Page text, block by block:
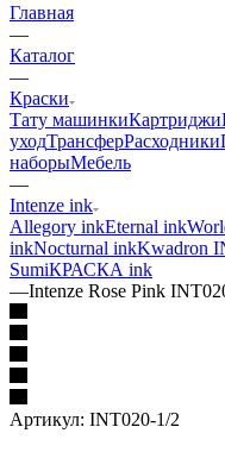
Главная
—
Каталог
—
Краски
Тату машинкиКартриджи
уходТрансферРасходники
наборыМебель
—
Intenze ink
Allegory inkEternal ink
inkNocturnal inkKwadron
SumiКРАСКА ink
—Intenze Rose Pink
Артикул: INT020-1/2